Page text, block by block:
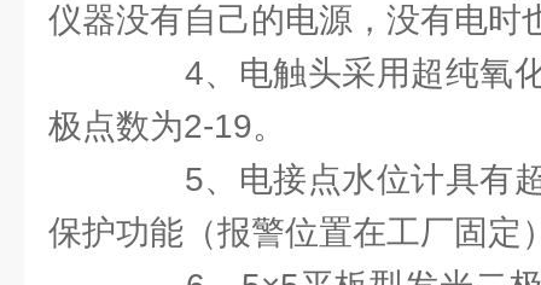
仪器没有自己的电源，没有电时
4、电触头采用超纯氧化
极点数为2-19。
5、电接点水位计具有超
保护功能（报警位置在工厂固定